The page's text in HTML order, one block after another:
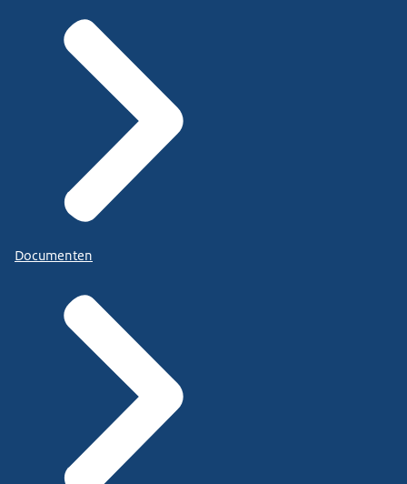
Documenten